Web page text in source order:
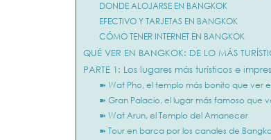
DONDE ALOJARSE EN BANGKOK
EFECTIVO Y TARJETAS EN BANGKOK
CÓMO TENER INTERNET EN BANGKOK
QUÉ VER EN BANGKOK: DE LO MÁS
PARTE 1: Los lugares más turísticos e
➽ Wat Pho, el templo más bonito que ver
➽ Gran Palacio, el lugar más famoso que
➽ Wat Arun, el Templo del Amanecer
➽ Tour en barca por los canales de